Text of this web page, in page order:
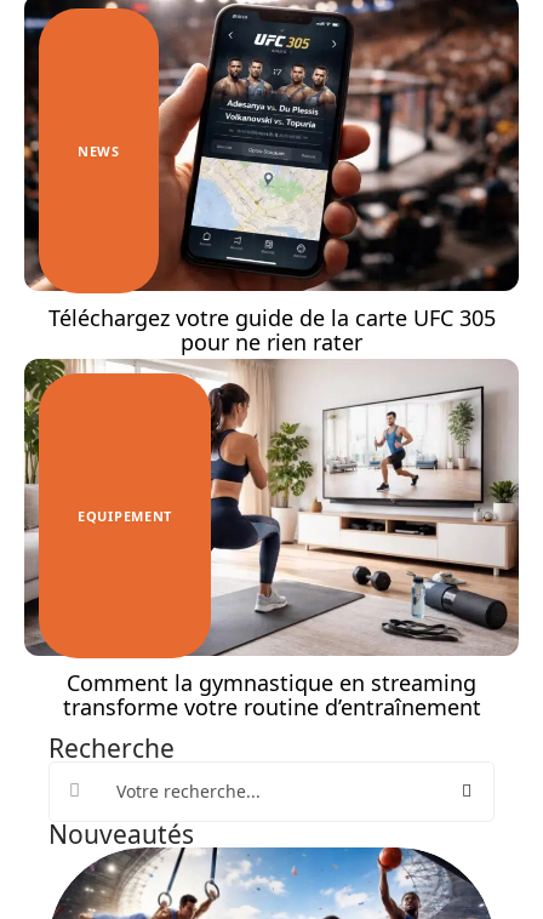
NEWS
Téléchargez votre guide de la carte UFC 305
pour ne rien rater
EQUIPEMENT
Comment la gymnastique en streaming
transforme votre routine d’entraînement
Recherche
Nouveautés